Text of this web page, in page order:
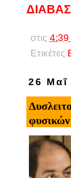
στις 4:39
Ετικέτες
26 Μαΐ